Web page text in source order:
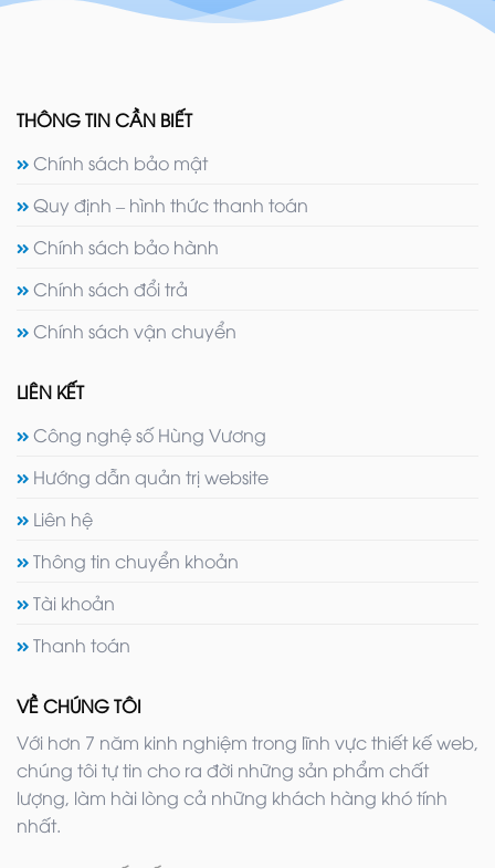
THÔNG TIN CẦN BIẾT
Chính sách bảo mật
Quy định – hình thức thanh toán
Chính sách bảo hành
Chính sách đổi trả
Chính sách vận chuyển
LIÊN KẾT
Công nghệ số Hùng Vương
Hướng dẫn quản trị website
Liên hệ
Thông tin chuyển khoản
Tài khoản
Thanh toán
VỀ CHÚNG TÔI
Với hơn 7 năm kinh nghiệm trong lĩnh vực thiết kế web,
chúng tôi tự tin cho ra đời những sản phẩm chất
lượng, làm hài lòng cả những khách hàng khó tính
nhất.